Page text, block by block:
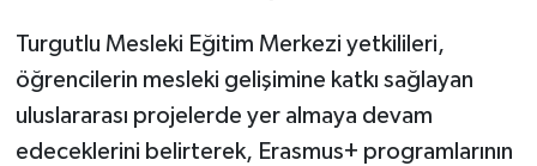
Turgutlu Mesleki Eğitim Merkezi yetkilileri,
öğrencilerin mesleki gelişimine katkı sağlayan
uluslararası projelerde yer almaya devam
edeceklerini belirterek, Erasmus+ programlarının